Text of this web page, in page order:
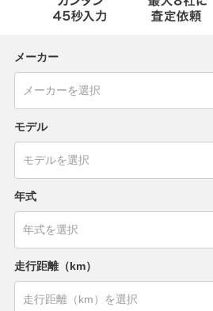
メーカー
モデル
年式
走行距離（km）